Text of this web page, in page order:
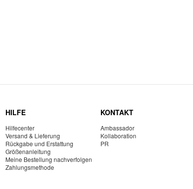
HILFE
Hilfecenter
Versand & Lieferung
Rückgabe und Erstattung
Größenanleitung
Meine Bestellung nachverfolgen
Zahlungsmethode
KONTAKT
Ambassador
Kollaboration
PR